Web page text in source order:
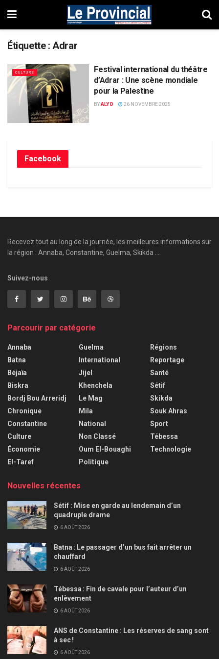
Étiquette :Adrar
CULTURE
Festival international du théâtre
d’Adrar : Une scène mondiale
pour la Palestine
BYALY D 26 NOVEMBRE 2025
Facebook
Recevez tout au long de la journée, les meilleures informations sur
la région : Annaba, Constantine, Guelma, Skikda ....
Suivez-nous
Parcourir par catégorie
Annaba
Batna
Béjaïa
Biskra
Bordj Bou Arreridj
Chronique
Constantine
Culture
Économie
El-Taref
Guelma
International
Jijel
Khenchela
Le Mag
Mila
National
Non Classé
Oum El-Bouaghi
Politique
Régions
Reportage
Santé
Sétif
Skikda
Souk Ahras
Sport
Tébessa
Technologie
Nouvelles récentes
Sétif : Mise en garde au lendemain d’un
quadruple drame
6 AOÛT 2026
Batna : Le passager d’un bus fait arrêter un
chauffard
6 AOÛT 2026
Tébessa : Fin de cavale pour l’auteur d’un
enlèvement
6 AOÛT 2026
ANS de Constantine : Les réserves de sang sont
à sec !
6 AOÛT 2026